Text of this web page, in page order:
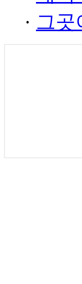
· 그